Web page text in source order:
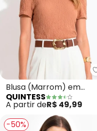
Blusa (Marrom) em
Malha Texturizada
QUINTESS
A partir deR$ 49,99
-50%